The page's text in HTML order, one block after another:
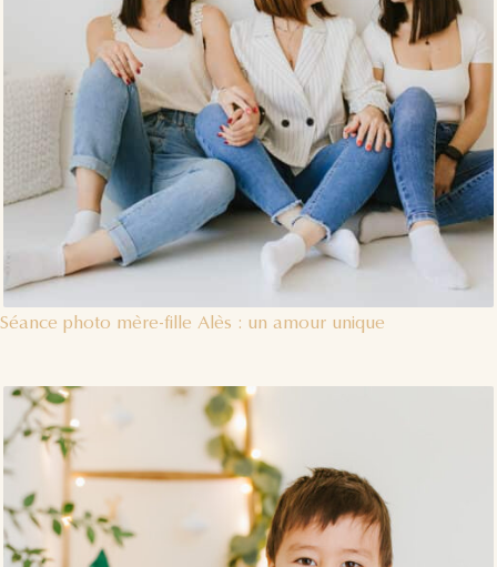
Séance photo mère-fille Alès : un amour unique